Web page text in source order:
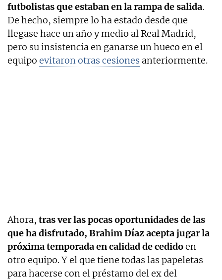
futbolistas que estaban en la rampa de salida.
De hecho, siempre lo ha estado desde que
llegase hace un año y medio al Real Madrid,
pero su insistencia en ganarse un hueco en el
equipo evitaron otras cesiones anteriormente.
Ahora, tras ver las pocas oportunidades de las
que ha disfrutado, Brahim Díaz acepta jugar la
próxima temporada en calidad de cedidoen
otro equipo. Y el que tiene todas las papeletas
para hacerse con el préstamo del ex del